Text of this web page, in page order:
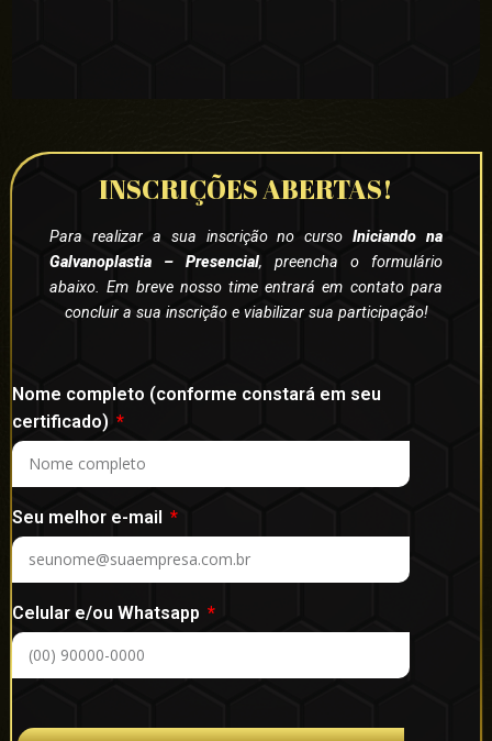
INSCRIÇÕES ABERTAS!
Para realizar a sua inscrição no curso Iniciando na
Galvanoplastia – Presencial, preencha o formulário
abaixo. Em breve nosso time entrará em contato para
concluir a sua inscrição e viabilizar sua participação!
Nome completo (conforme constará em seu
certificado)
Seu melhor e-mail
Celular e/ou Whatsapp